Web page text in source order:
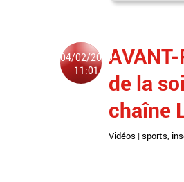
04/02/2020
11:01
de la
chaîne
Vidéos | sports